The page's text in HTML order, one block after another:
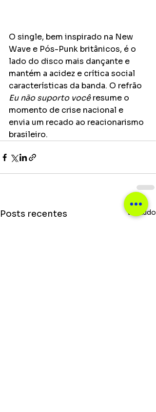
O single, bem inspirado na New
Wave e Pós-Punk britânicos, é o
lado do disco mais dançante e
mantém a acidez e crítica social
características da banda. O refrão
Eu não suporto você resume o
momento de crise nacional e
envia um recado ao reacionarismo
brasileiro.
Posts recentes Ver tudo